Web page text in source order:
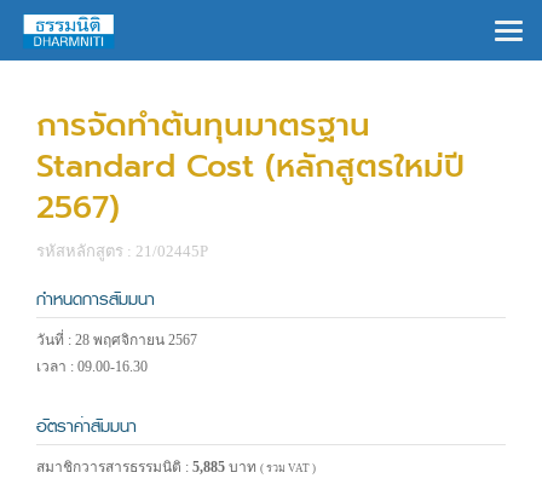
การจัดทำต้นทุนมาตรฐาน
Standard Cost (หลักสูตรใหม่ปี
2567)
รหัสหลักสูตร : 21/02445P
กำหนดการสัมมนา
วันที่ : 28 พฤศจิกายน 2567
เวลา : 09.00-16.30
อัตราค่าสัมมนา
สมาชิกวารสารธรรมนิติ : 5,885 บาท ( รวม VAT )
×